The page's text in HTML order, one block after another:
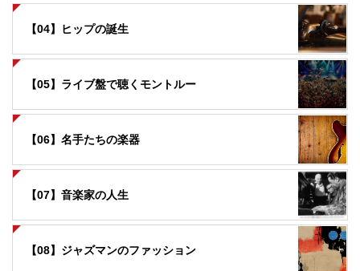
【04】ヒップの誕生
【05】ライブ盤で聴くモントルー
【06】名手たちの楽器
【07】音楽家の人生
【08】ジャズマンのファッション